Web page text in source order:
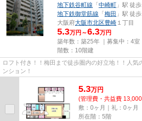
地下鉄谷町線 「 中崎町 」駅 徒
地下鉄御堂筋線 「 梅田 」駅 徒
大阪府大阪市北区豊崎 １丁目
5.3万円～6.3万円
築年数：築25年 ｜募集中： 4室
階数：10階建
ロフト付き！！梅田まで徒歩圏内の好立地！！人気
ンション！
5.3万円
(管理費・共益費
敷：0ヶ月｜礼：0ヶ月
所在階：5階